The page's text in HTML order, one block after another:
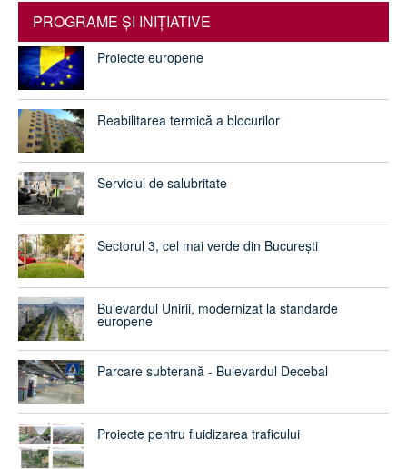
PROGRAME ŞI INIŢIATIVE
Proiecte europene
Reabilitarea termică a blocurilor
Serviciul de salubritate
Sectorul 3, cel mai verde din București
Bulevardul Unirii, modernizat la standarde
europene
Parcare subterană - Bulevardul Decebal
Proiecte pentru fluidizarea traficului